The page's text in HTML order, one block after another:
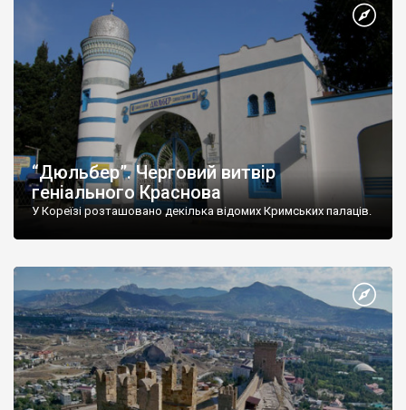
“Дюльбер”. Черговий витвір
геніального Краснова
У Кореїзі розташовано декілька відомих Кримських палаців.